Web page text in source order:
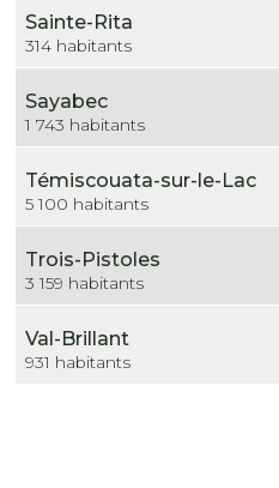
Sainte-Rita
314 habitants
Sayabec
1 743 habitants
Témiscouata-sur-le-Lac
5 100 habitants
Trois-Pistoles
3 159 habitants
Val-Brillant
931 habitants